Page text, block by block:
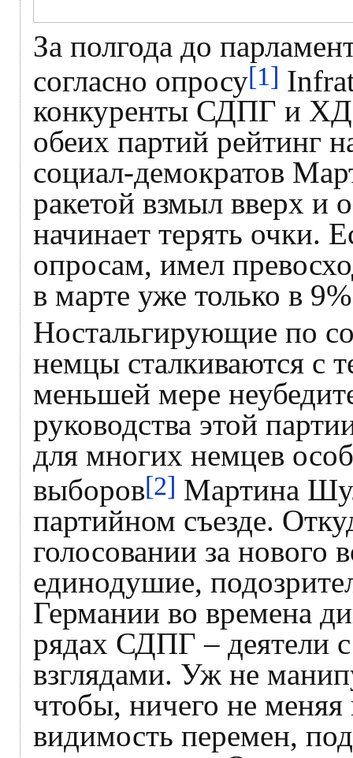
За полгода до
согласно опросу[1]
конкуренты СДПГ и
обеих партий рейтинг
социал-демократов
ракетой взмыл вверх и
начинает терять очки.
опросам, имел
в марте уже только в
Ностальгирующие по
немцы сталкиваются с
меньшей мере
руководства этой
для многих немцев
выборов[2] Мартина
партийном съезде.
голосовании за нового
единодушие,
Германии во времена
рядах СДПГ – деятели
взглядами. Уж не
чтобы, ничего не меняя
видимость перемен,